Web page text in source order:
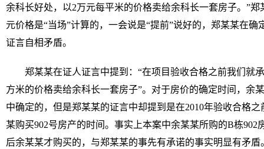
余科长好处，以2万元每平米的价格卖给余科长一套房子。”
元价格是“当场”计算的，一会说是“提前”说好的，郑某某在
证言自相矛盾。
郑某某在证人证言中提到：“在项目验收合格之前我们就
方米的价格卖给余科长一套房子”。对于房价的确定时间，余
中确定的，但是郑某某的证言中却提到是在2010年验收合格
某购买902号房产的时间。事实上本案中余某某所购的B栋902
后余某某才购买的，与郑某某的事先有承诺的事实明显有矛盾